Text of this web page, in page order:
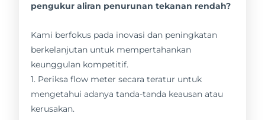
pengukur aliran penurunan tekanan rendah?
Kami berfokus pada inovasi dan peningkatan
berkelanjutan untuk mempertahankan
keunggulan kompetitif.
1. Periksa flow meter secara teratur untuk
mengetahui adanya tanda-tanda keausan atau
kerusakan.